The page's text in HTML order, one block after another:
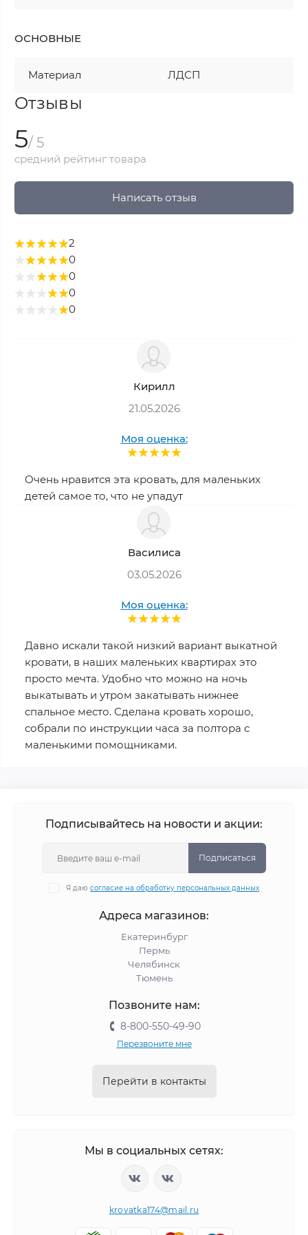
ОСНОВНЫЕ
Материал ЛДСП
Отзывы
5/ 5
средний рейтинг товара
Написать отзыв
2
0
0
0
0
Кирилл
21.05.2026
Моя оценка:
Очень нравится эта кровать, для маленьких
детей самое то, что не упадут
Василиса
03.05.2026
Моя оценка:
Давно искали такой низкий вариант выкатной
кровати, в наших маленьких квартирах это
просто мечта. Удобно что можно на ночь
выкатывать и утром закатывать нижнее
спальное место. Сделана кровать хорошо,
собрали по инструкции часа за полтора с
маленькими помощниками.
Подписывайтесь на новости и акции:
Подписаться
Я даю согласие на обработку персональных данных
Адреса магазинов:
Екатеринбург
Пермь
Челябинск
Тюмень
Позвоните нам:
8-800-550-49-90
Перезвоните мне
Перейти в контакты
Мы в социальных сетях:
krovatka174@mail.ru